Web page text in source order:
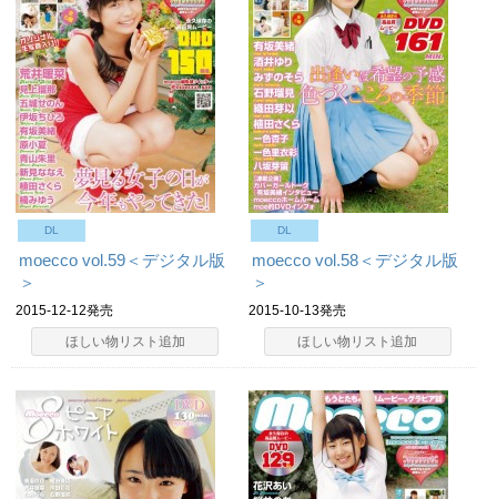
DL
moecco vol.59＜デジタル版
＞
2015-12-12発売
ほしい物リスト追加
DL
moecco vol.58＜デジタル版
＞
2015-10-13発売
ほしい物リスト追加